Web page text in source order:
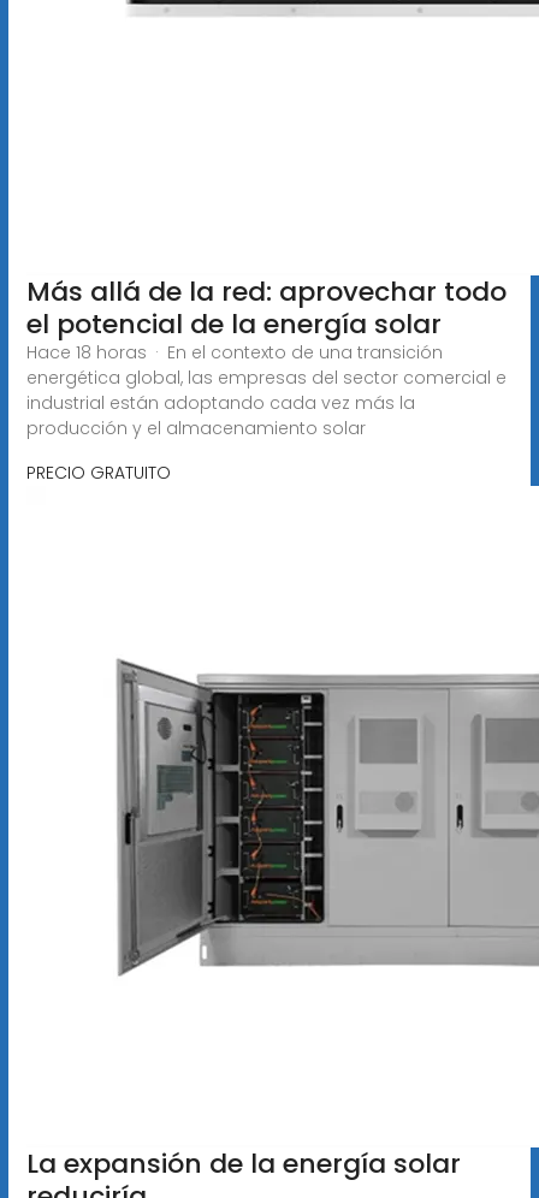
Más allá de la red: aprovechar todo
el potencial de la energía solar
Hace 18 horas · En el contexto de una transición
energética global, las empresas del sector comercial e
industrial están adoptando cada vez más la
producción y el almacenamiento solar
PRECIO GRATUITO
La expansión de la energía solar